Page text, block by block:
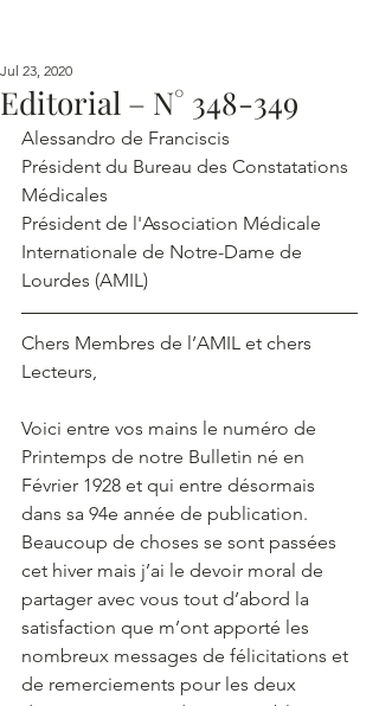
Editorial – N° 348-349
Jul 23, 2020
Alessandro de Franciscis
Président du Bureau des Constatations
Médicales
Président de l'Association Médicale
Internationale de Notre-Dame de
Lourdes (AMIL)
Chers Membres de l’AMIL et chers
Lecteurs,
Voici entre vos mains le numéro de
Printemps de notre Bulletin né en
Février 1928 et qui entre désormais
dans sa 94e année de publication.
Beaucoup de choses se sont passées
cet hiver mais j’ai le devoir moral de
partager avec vous tout d’abord la
satisfaction que m’ont apporté les
nombreux messages de félicitations et
de remerciements pour les deux